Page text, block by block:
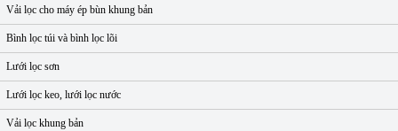
Vải lọc cho máy ép bùn khung bản
Bình lọc túi và bình lọc lõi
Lưới lọc sơn
Lưới lọc keo, lưới lọc nước
Vải lọc khung bản